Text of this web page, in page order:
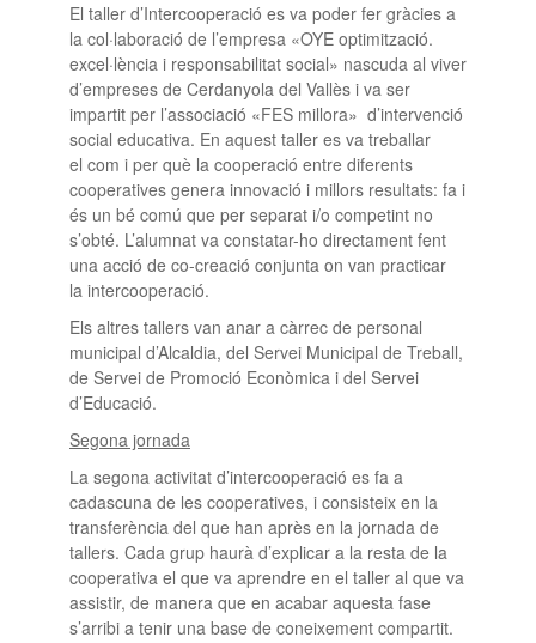
El taller d’Intercooperació es va poder fer gràcies a
la col·laboració de l’empresa «OYE optimització.
excel·lència i responsabilitat social» nascuda al viver
d’empreses de Cerdanyola del Vallès i va ser
impartit per l’associació «FES millora» d’intervenció
social educativa. En aquest taller es va treballar
el com i per què la cooperació entre diferents
cooperatives genera innovació i millors resultats: fa i
és un bé comú que per separat i/o competint no
s’obté. L’alumnat va constatar-ho directament fent
una acció de co-creació conjunta on van practicar
la intercooperació.
Els altres tallers van anar a càrrec de personal
municipal d’Alcaldia, del Servei Municipal de Treball,
de Servei de Promoció Econòmica i del Servei
d’Educació.
Segona jornada
La segona activitat d’intercooperació es fa a
cadascuna de les cooperatives, i consisteix en la
transferència del que han après en la jornada de
tallers. Cada grup haurà d’explicar a la resta de la
cooperativa el que va aprendre en el taller al que va
assistir, de manera que en acabar aquesta fase
s’arribi a tenir una base de coneixement compartit.